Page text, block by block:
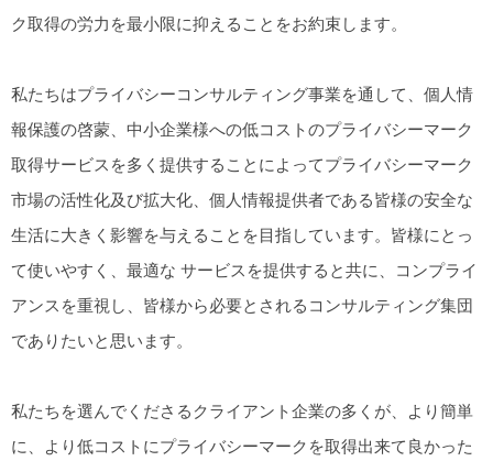
ク取得の労力を最小限に抑えることをお約束します。
私たちはプライバシーコンサルティング事業を通して、個人情
報保護の啓蒙、中小企業様への低コストのプライバシーマーク
取得サービスを多く提供することによってプライバシーマーク
市場の活性化及び拡大化、個人情報提供者である皆様の安全な
生活に大きく影響を与えることを目指しています。皆様にとっ
て使いやすく、最適な サービスを提供すると共に、コンプライ
アンスを重視し、皆様から必要とされるコンサルティング集団
でありたいと思います。
私たちを選んでくださるクライアント企業の多くが、より簡単
に、より低コストにプライバシーマークを取得出来て良かった